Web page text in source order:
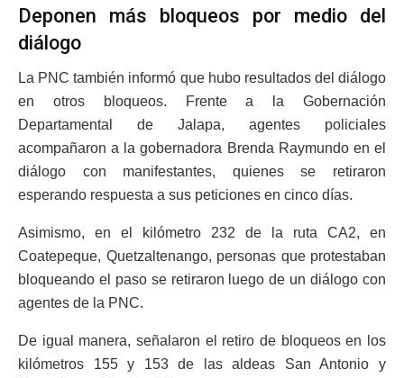
Deponen más bloqueos por medio del
diálogo
La PNC también informó que hubo resultados del diálogo
en otros bloqueos. Frente a la Gobernación
Departamental de Jalapa, agentes policiales
acompañaron a la gobernadora Brenda Raymundo en el
diálogo con manifestantes, quienes se retiraron
esperando respuesta a sus peticiones en cinco días.
Asimismo, en el kilómetro 232 de la ruta CA2, en
Coatepeque, Quetzaltenango, personas que protestaban
bloqueando el paso se retiraron luego de un diálogo con
agentes de la PNC.
De igual manera, señalaron el retiro de bloqueos en los
kilómetros 155 y 153 de las aldeas San Antonio y